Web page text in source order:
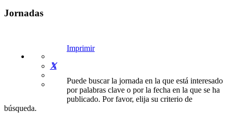
Jornadas
Imprimir
Puede buscar la jornada en la que está interesado
por palabras clave o por la fecha en la que se ha
publicado. Por favor, elija su criterio de
búsqueda.